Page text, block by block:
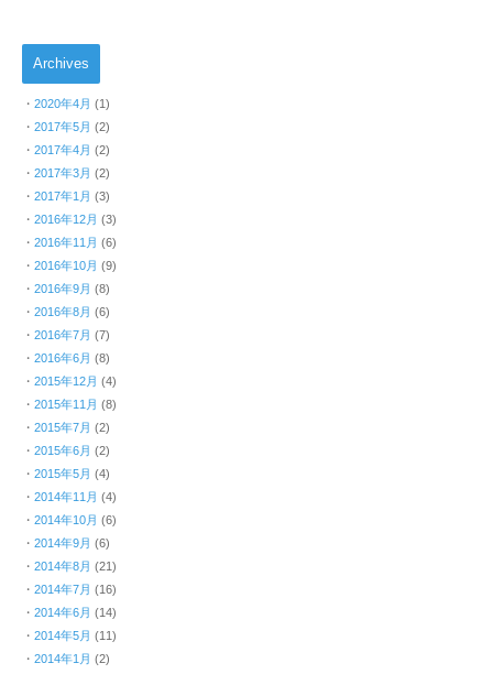
Archives
2020年4月 (1)
2017年5月 (2)
2017年4月 (2)
2017年3月 (2)
2017年1月 (3)
2016年12月 (3)
2016年11月 (6)
2016年10月 (9)
2016年9月 (8)
2016年8月 (6)
2016年7月 (7)
2016年6月 (8)
2015年12月 (4)
2015年11月 (8)
2015年7月 (2)
2015年6月 (2)
2015年5月 (4)
2014年11月 (4)
2014年10月 (6)
2014年9月 (6)
2014年8月 (21)
2014年7月 (16)
2014年6月 (14)
2014年5月 (11)
2014年1月 (2)